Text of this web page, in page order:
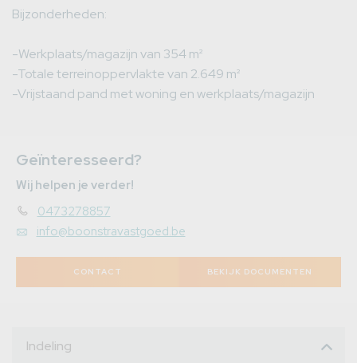
Bijzonderheden:
-Werkplaats/magazijn van 354 m²
-Totale terreinoppervlakte van 2.649 m²
-Vrijstaand pand met woning en werkplaats/magazijn
Geïnteresseerd?
Wij helpen je verder!
0473278857
info@boonstravastgoed.be
CONTACT BEKIJK DOCUMENTEN
Indeling